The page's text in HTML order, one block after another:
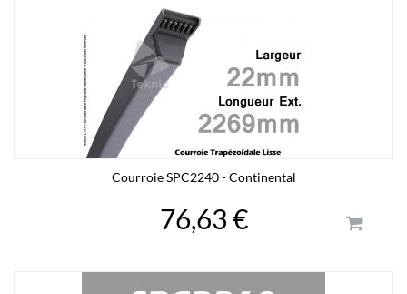
Courroie SPC2240 - Continental
76,63 €